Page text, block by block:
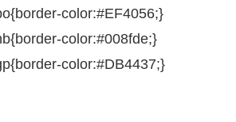
border-color:#EF4056;}
border-color:#008fde;}
border-color:#DB4437;}